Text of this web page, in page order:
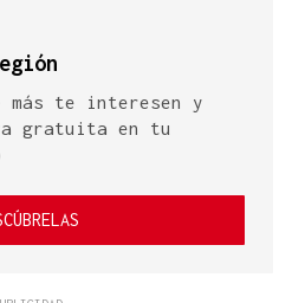
más te interesen y
gratuita en tu